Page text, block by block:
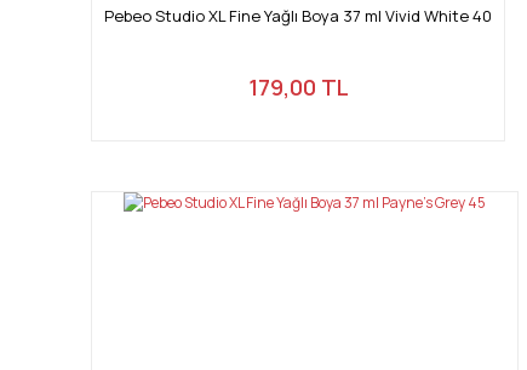
Pebeo Studio XL Fine Yağlı Boya 37 ml Vivid White 40
179,00 TL